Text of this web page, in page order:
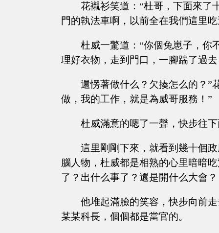
花襯衫笑道：“杜哥，下面來了
門的執法車啊，以前全在我們這里
杜威一驚道：“你個兔崽子，你
理好衣物，走到門口，一腳踹了過
還愣著做什么？欠揍怎么的？”
做，我的工作，就是為威哥服務！”
杜威滿意的嗯了一聲，快步往
這里剛剛下來，就看到幾十個
腦人物，杜威都是相熟的心里暗暗
了？出什么事了？還是開什么大會？
他堆起滿臉的笑容，快步向前
某某科長，個個都是當官的。